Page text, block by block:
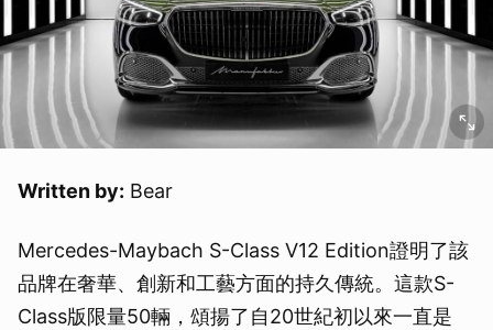
Written by: Bear
Mercedes-Maybach S-Class V12 Edition證明了該
品牌在奢華、創新和工藝方面的持久傳統。這款S-
Class版限量50輛，頌揚了自20世紀初以來一直是